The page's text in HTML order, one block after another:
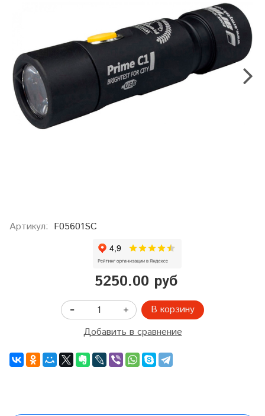
Артикул: F05601SC
5250.00 руб
В корзину
Добавить в сравнение